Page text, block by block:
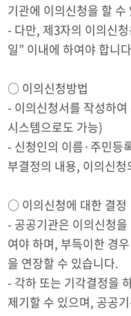
기관에 이의신청을 할 수
- 다만, 제3자의 이의신
일” 이내에 하여야 합니
○ 이의신청방법
- 이의신청서를 작성하
시스템으로도 가능)
- 신청인의 이름·주민등
부결정의 내용, 이의신
○ 이의신청에 대한 결정
- 공공기관은 이의신청
여야 하며, 부득이한 경
을 연장할 수 있습니다.
- 각하 또는 기각결정을
제기할 수 있으며, 공공